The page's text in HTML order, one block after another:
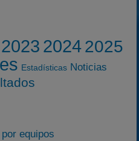
2023 20242025
Estadísticas Noticias
equipos